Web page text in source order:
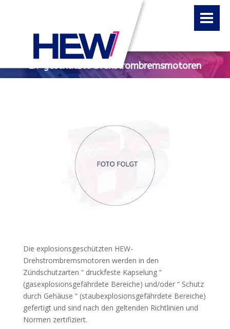
Ex-geschützte Drehstrombremsmotoren
Die explosionsgeschützten HEW-
Drehstrombremsmotoren werden in den
Zündschutzarten “ druckfeste Kapselung “
(gasexplosionsgefährdete Bereiche) und/oder “ Schutz
durch Gehäuse “ (staubexplosionsgefährdete Bereiche)
gefertigt und sind nach den geltenden Richtlinien und
Normen zertifiziert.